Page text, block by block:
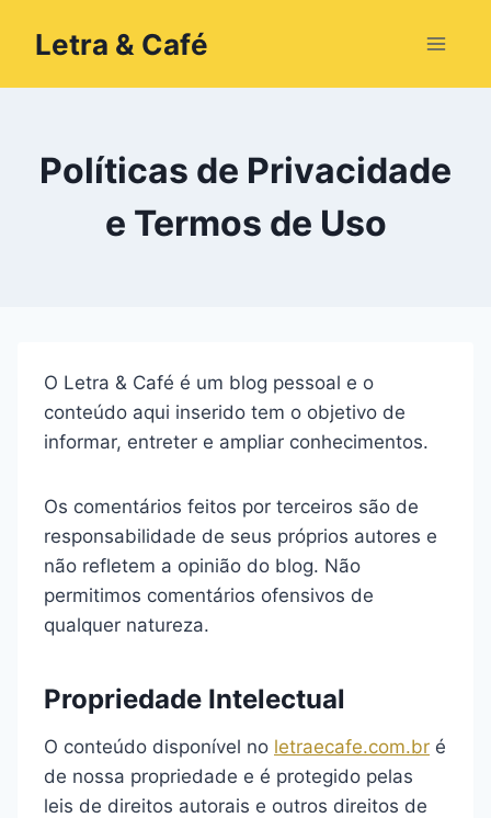
Letra & Café
Políticas de Privacidade
e Termos de Uso
O Letra & Café é um blog pessoal e o
conteúdo aqui inserido tem o objetivo de
informar, entreter e ampliar conhecimentos.
Os comentários feitos por terceiros são de
responsabilidade de seus próprios autores e
não refletem a opinião do blog. Não
permitimos comentários ofensivos de
qualquer natureza.
Propriedade Intelectual
O conteúdo disponível no letraecafe.com.br é
de nossa propriedade e é protegido pelas
leis de direitos autorais e outros direitos de